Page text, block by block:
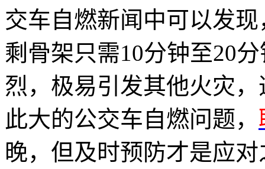
交车自燃新闻中可以发
剩骨架只需10分钟至20
烈，极易引发其他火灾
此大的公交车自燃问题，
晚，但及时预防才是应